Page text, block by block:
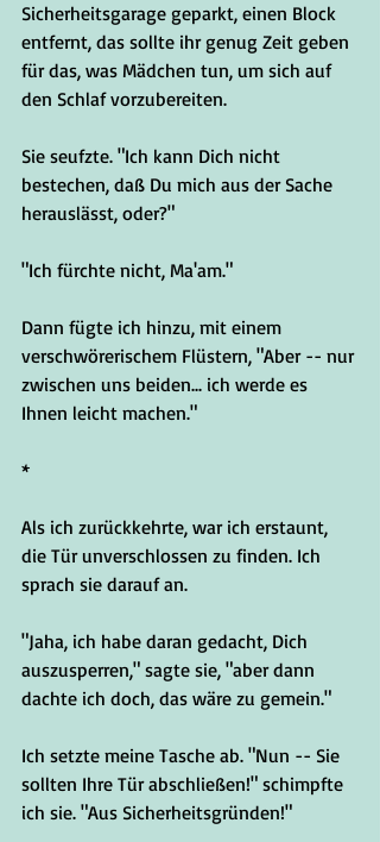
Sicherheitsgarage geparkt, einen Block
entfernt, das sollte ihr genug Zeit geben
für das, was Mädchen tun, um sich auf
den Schlaf vorzubereiten.
Sie seufzte. "Ich kann Dich nicht
bestechen, daß Du mich aus der Sache
herauslässt, oder?"
"Ich fürchte nicht, Ma'am."
Dann fügte ich hinzu, mit einem
verschwörerischem Flüstern, "Aber -- nur
zwischen uns beiden... ich werde es
Ihnen leicht machen."
*
Als ich zurückkehrte, war ich erstaunt,
die Tür unverschlossen zu finden. Ich
sprach sie darauf an.
"Jaha, ich habe daran gedacht, Dich
auszusperren," sagte sie, "aber dann
dachte ich doch, das wäre zu gemein."
Ich setzte meine Tasche ab. "Nun -- Sie
sollten Ihre Tür abschließen!" schimpfte
ich sie. "Aus Sicherheitsgründen!"